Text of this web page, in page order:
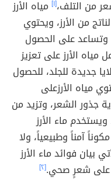
من التلف،[١] مياه الأرز
من الأرز، ويحتوي
وتساعد على الحصول
الأرز على تعزيز
جديدة للجلد، للحصول
مياه الأرزعلى
جذور الشعر، وتزيد من
ماء الأرز
آمناً وطبيعياً، ولا
بيان فوائد ماء الأرز
على شعرٍ صحي.[٢]